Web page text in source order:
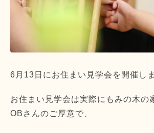
6月13日にお住まい見学会を開催し
お住まい見学会は実際にもみの木の
OBさんのご厚意で、